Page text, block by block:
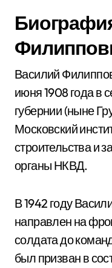
Василий
июня 1908 года в
губернии (ныне
Московский
строительства и
органы НКВД.
В 1942 году
направлен на
солдата до
был призван в